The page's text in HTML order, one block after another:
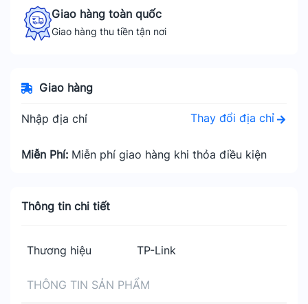
Giao hàng toàn quốc
Giao hàng thu tiền tận nơi
Giao hàng
Nhập địa chỉ Thay đổi địa chỉ
Miễn Phí: Miễn phí giao hàng khi thỏa điều kiện
Thông tin chi tiết
Thương hiệu TP-Link
THÔNG TIN SẢN PHẨM